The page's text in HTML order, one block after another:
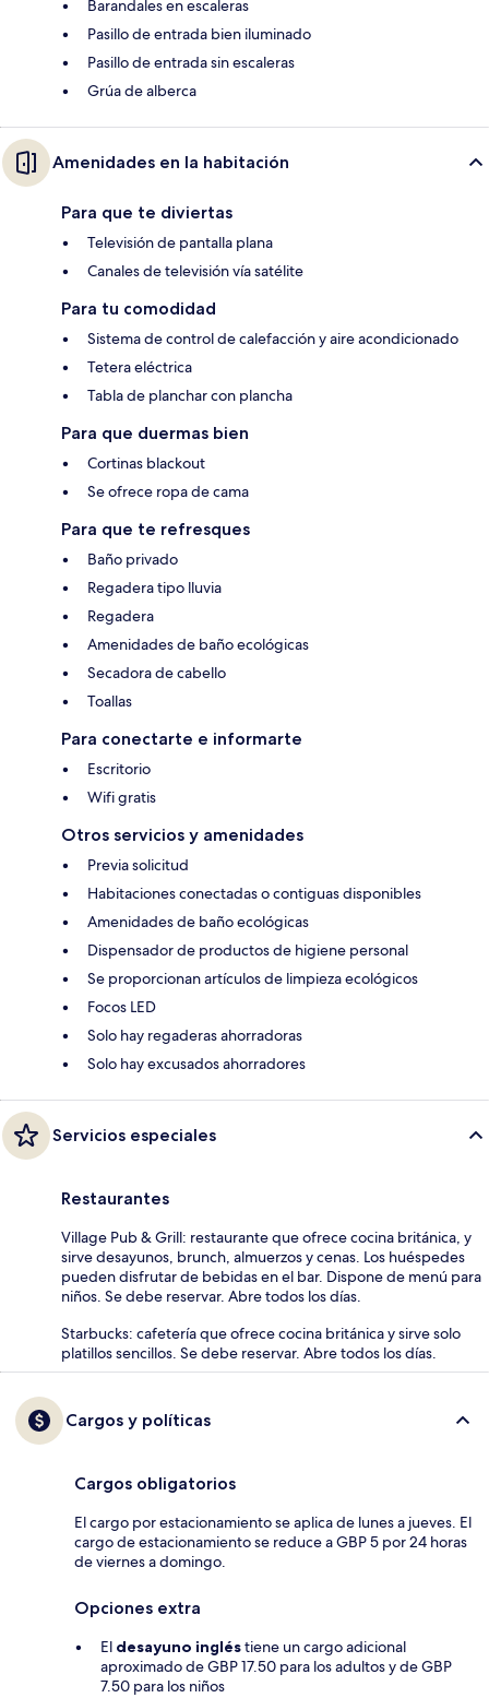
Barandales en escaleras
Pasillo de entrada bien iluminado
Pasillo de entrada sin escaleras
Grúa de alberca
Amenidades en la habitación
Para que te diviertas
Televisión de pantalla plana
Canales de televisión vía satélite
Para tu comodidad
Sistema de control de calefacción y aire acondicionado
Tetera eléctrica
Tabla de planchar con plancha
Para que duermas bien
Cortinas blackout
Se ofrece ropa de cama
Para que te refresques
Baño privado
Regadera tipo lluvia
Regadera
Amenidades de baño ecológicas
Secadora de cabello
Toallas
Para conectarte e informarte
Escritorio
Wifi gratis
Otros servicios y amenidades
Previa solicitud
Habitaciones conectadas o contiguas disponibles
Amenidades de baño ecológicas
Dispensador de productos de higiene personal
Se proporcionan artículos de limpieza ecológicos
Focos LED
Solo hay regaderas ahorradoras
Solo hay excusados ahorradores
Servicios especiales
Restaurantes
Village Pub & Grill: restaurante que ofrece cocina británica, y
sirve desayunos, brunch, almuerzos y cenas. Los huéspedes
pueden disfrutar de bebidas en el bar. Dispone de menú para
niños. Se debe reservar. Abre todos los días.
Starbucks: cafetería que ofrece cocina británica y sirve solo
platillos sencillos. Se debe reservar. Abre todos los días.
Cargos y políticas
Cargos obligatorios
El cargo por estacionamiento se aplica de lunes a jueves. El
cargo de estacionamiento se reduce a GBP 5 por 24 horas
de viernes a domingo.
Opciones extra
El desayuno ingléstiene un cargo adicional
aproximado de GBP 17.50 para los adultos y de GBP
7.50 para los niños